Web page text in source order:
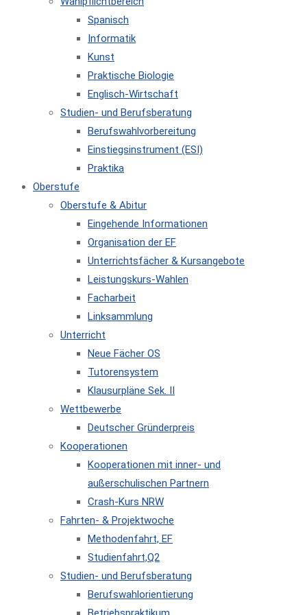
Spanisch
Informatik
Kunst
Praktische Biologie
Englisch-Wirtschaft
Studien- und Berufsberatung
Berufswahlvorbereitung
Einstiegsinstrument (ESI)
Praktika
Oberstufe
Oberstufe & Abitur
Eingehende Informationen
Organisation der EF
Unterrichtsfächer & Kursangebote
Leistungskurs-Wahlen
Facharbeit
Linksammlung
Unterricht
Neue Fächer OS
Tutorensystem
Klausurpläne Sek. II
Wettbewerbe
Deutscher Gründerpreis
Kooperationen
Kooperationen mit inner- und
außerschulischen Partnern
Crash-Kurs NRW
Fahrten- & Projektwoche
Methodenfahrt, EF
Studienfahrt,Q2
Studien- und Berufsberatung
Berufswahlorientierung